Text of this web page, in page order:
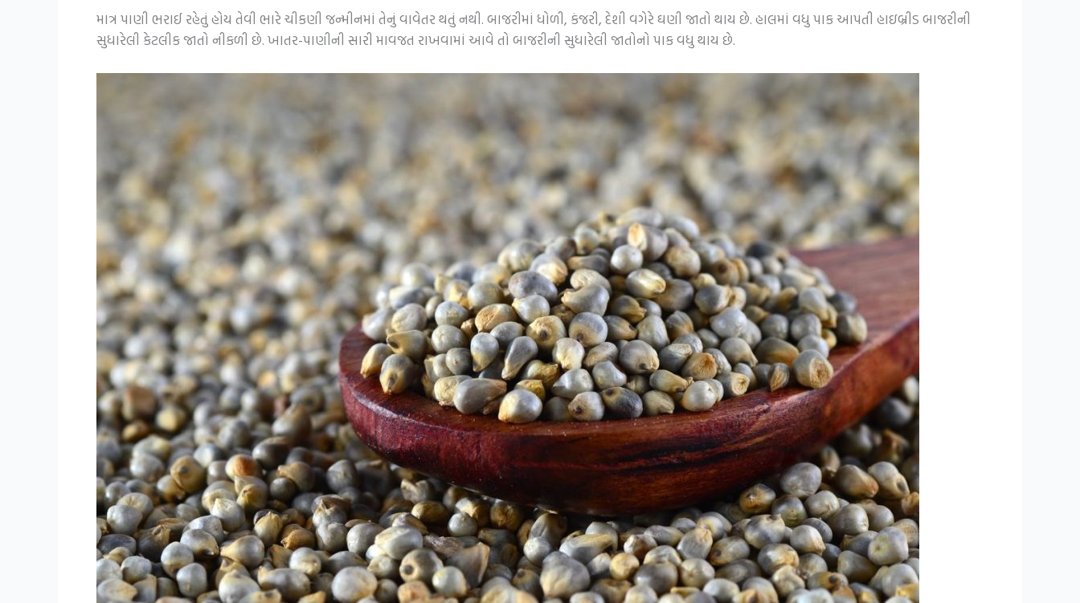
માત્ર પાણી ભરાઈ રહેતું હોય તેવી ભારે ચીકણી જન્મીનમાં તેનું વાવેતર થતું નથી. બાજરીમાં ધોળી, કંજરી, દેશી વગેરે ઘણી જાતો થાય છે. હાલમાં વધુ પાક આપતી હાઇબ્રીડ બાજરીની
સુધારેલી કેટલીક જાતો નીકળી છે. ખાતર-પાણીની સારી માવજત રાખવામાં આવે તો બાજરીની સુધારેલી જાતોનો પાક વધુ થાય છે.